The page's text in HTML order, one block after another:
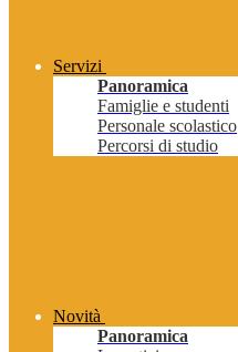
Servizi
Panoramica
Famiglie e studenti
Personale scolastico
Percorsi di studio
Novità
Panoramica